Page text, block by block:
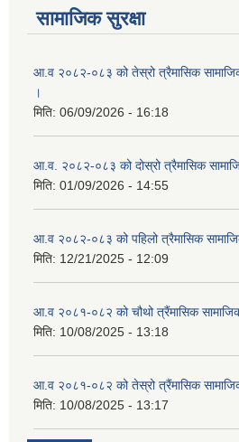
सामाजिक सुरक्षा
आ.व २०८२-०८३ को तेस्रो त्रैमासिक सामाजिक
।
मिति: 06/09/2026 - 16:18
आ.व. २०८२-०८३ को दोस्रो त्रैमासिक
मिति: 01/09/2026 - 14:55
आ.व २०८२-०८३ को पहिलो त्रैमासिक
मिति: 12/21/2025 - 12:09
आ.व २०८१-०८२ को चौथो त्रैंमासिक
मिति: 10/08/2025 - 13:18
आ.व २०८१-०८२ को तेस्रो त्रैंमासिक
मिति: 10/08/2025 - 13:17